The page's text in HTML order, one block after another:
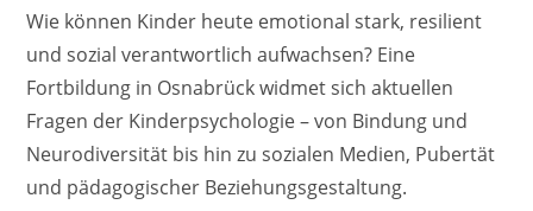
Wie können Kinder heute emotional stark, resilient
und sozial verantwortlich aufwachsen? Eine
Fortbildung in Osnabrück widmet sich aktuellen
Fragen der Kinderpsychologie – von Bindung und
Neurodiversität bis hin zu sozialen Medien, Pubertät
und pädagogischer Beziehungsgestaltung.